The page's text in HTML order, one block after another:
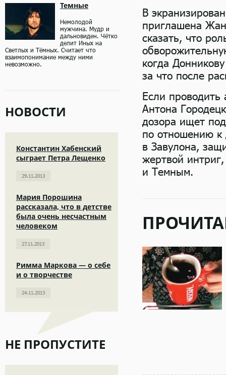
Темные
Немолодой
мужчина. Мудр и
дальновиден. Чётко
делит Иных на
Светлых и Тёмных. Считает что
взаимопонимание между ними
невозможно.
НОВОСТИ
Константин Хабенский
сыграет Петра Лещенко
29.11.2013
Мария Порошина
рассказала, что в детстве
была очень несчастным
человеком
27.11.2013
Римма Маркова — о себе
и о творчестве
24.11.2013
НЕ ПРОПУСТИТЕ
В
приглашена
сказать, что
когда
за что после
Если
Антона
дозора ищет
по отношению к
в Завулона,
жертвой
и Темным.